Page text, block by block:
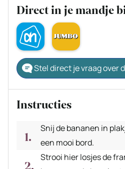
Direct in je mandje
Stel direct je vraag over
Instructies
Snij de bananen in
een mooi bord.
Strooi hier losjes de